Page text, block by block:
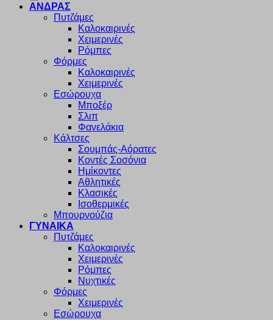
ΑΝΔΡΑΣ
Πυτζάμες
Καλοκαιρινές
Χειμερινές
Ρόμπες
Φόρμες
Καλοκαιρινές
Χειμερινές
Εσώρουχα
Μποξέρ
Σλιπ
Φανελάκια
Κάλτσες
Σουμπάς-Αόρατες
Κοντές Σοσόνια
Ημίκοντες
Αθλητικές
Κλασικές
Ισοθερμικές
Μπουρνούζια
ΓΥΝΑΙΚΑ
Πυτζάμες
Καλοκαιρινές
Χειμερινές
Ρόμπες
Νυχτικές
Φόρμες
Χειμερινές
Εσώρουχα